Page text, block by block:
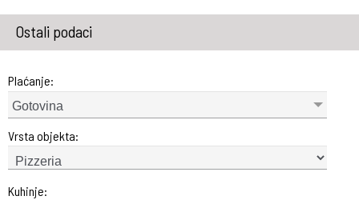
Ostali podaci
Plaćanje:
Gotovina
Vrsta objekta:
Kuhinje: